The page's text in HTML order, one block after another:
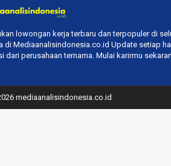
lowongan kerja terbaru dan terpopuler di
di Mediaanalisindonesia.co.id Update setiap
dari perusahaan ternama. Mulai karirmu
mediaanalisindonesia.co.id